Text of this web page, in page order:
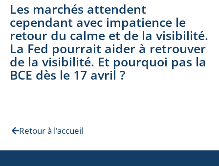
Les marchés attendent
cependant avec impatience le
retour du calme et de la visibilité.
La Fed pourrait aider à retrouver
de la visibilité. Et pourquoi pas la
BCE dès le 17 avril ?
Retour à l'accueil